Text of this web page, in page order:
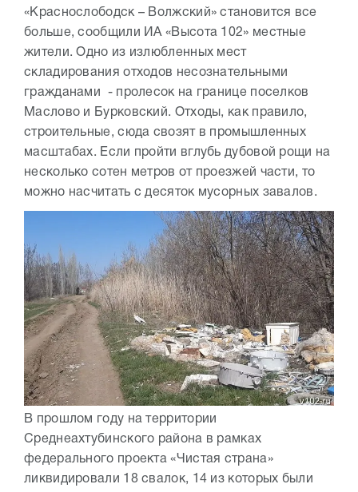
«Краснослободск – Волжский» становится все
больше, сообщили ИА «Высота 102» местные
жители. Одно из излюбленных мест
складирования отходов несознательными
гражданами - пролесок на границе поселков
Маслово и Бурковский. Отходы, как правило,
строительные, сюда свозят в промышленных
масштабах. Если пройти вглубь дубовой рощи на
несколько сотен метров от проезжей части, то
можно насчитать с десяток мусорных завалов.
В прошлом году на территории
Среднеахтубинского района в рамках
федерального проекта «Чистая страна»
ликвидировали 18 свалок, 14 из которых были